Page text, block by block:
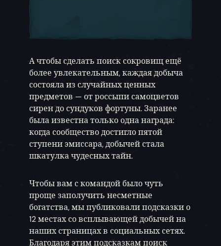
А чтобы сделать поиск сокровищ ещё
более увлекательным, каждая добыча
состояла из случайных ценных
предметов — от россыпи самоцветов
сирен до сундуков фортуны. Заранее
была известна только одна награда:
когда сообщество достигло пятой
ступени эмиссара, добычей стала
шкатулка чудесных тайн.
Чтобы вам с командой было чуть
проще заполучить несметные
богатства, мы публиковали подсказки о
12 местах со всплывающей добычей на
наших страницах в социальных сетях.
Благодаря этим подсказкам поиск